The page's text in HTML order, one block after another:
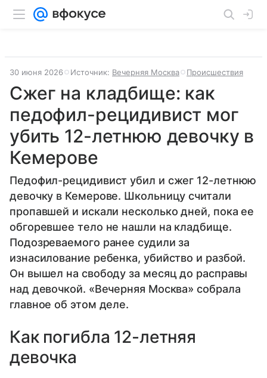
30 июня 2026 Источник: Вечерняя Москва Происшествия
Сжег на кладбище: как
педофил-рецидивист мог
убить 12-летнюю девочку в
Кемерове
Педофил-рецидивист убил и сжег 12-летнюю
девочку в Кемерове. Школьницу считали
пропавшей и искали несколько дней, пока ее
обгоревшее тело не нашли на кладбище.
Подозреваемого ранее судили за
изнасилование ребенка, убийство и разбой.
Он вышел на свободу за месяц до расправы
над девочкой. «Вечерняя Москва» собрала
главное об этом деле.
Как погибла 12-летняя
девочка